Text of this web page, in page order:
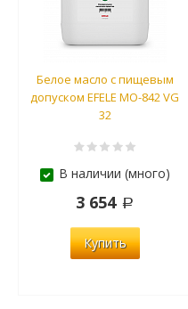
Белое масло с пищевым
допуском EFELE MO-842 VG
32
В наличии (много)
3 654
Купить